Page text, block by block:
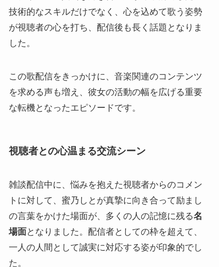
技術的なスキルだけでなく、心を込めて歌う姿勢
が視聴者の心を打ち、配信後も長く話題となりま
した。
この歌配信をきっかけに、音楽関連のコンテンツ
を求める声も増え、彼女の活動の幅を広げる重要
な転機となったエピソードです。
視聴者との心温まる交流シーン
雑談配信中に、悩みを抱えた視聴者からのコメン
トに対して、蜜乃しとが真摯に向き合って励まし
の言葉をかけた場面が、多くの人の記憶に残る名
場面 となりました。配信者としての枠を超えて、
一人の人間として誠実に対応する姿が印象的でし
た。